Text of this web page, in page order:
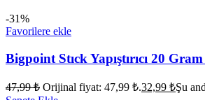
-31%
Favorilere ekle
Bigpoint Stıck Yapıştırıcı 20
47,99₺ Orijinal fiyat: 47,99 ₺.32,99 ₺Şu